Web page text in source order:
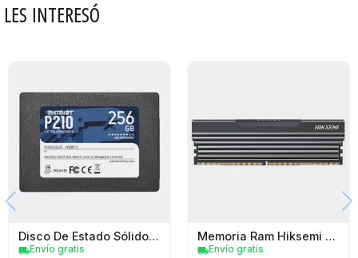
LES INTERESÓ
Disco De Estado Sólido Interno Patriot P210 256Gb Sata Iii 2.5"
local_shippingEnvío gratis
Memoria Ram Hiksemi Hsc416u32c2 16Gb Ddr4 3200 Mt/s
local_shippingEnvío gratis